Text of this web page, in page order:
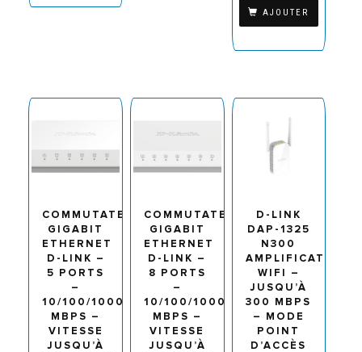
AJOUTER
COMMUTATEUR
GIGABIT
ETHERNET
D-LINK –
5 PORTS
–
10/100/1000
MBPS –
VITESSE
JUSQU’À
COMMUTATEUR
GIGABIT
ETHERNET
D-LINK –
8 PORTS
–
10/100/1000
MBPS –
VITESSE
JUSQU’À
D-LINK
DAP-1325
N300
AMPLIFICATEUR
WIFI –
JUSQU’À
300 MBPS
– MODE
POINT
D’ACCÈS